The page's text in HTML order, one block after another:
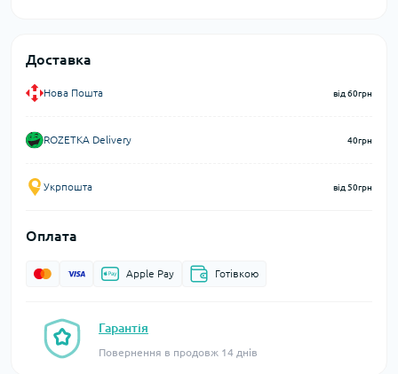
Доставка
Нова Пошта від 60грн
ROZETKA Delivery 40грн
Укрпошта від 50грн
Оплата
Apple Pay Готівкою
Гарантія
Повернення в продовж 14 днів